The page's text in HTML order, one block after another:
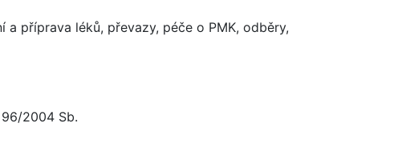
příprava léků, převazy, péče o PMK, odběry,
2004 Sb.